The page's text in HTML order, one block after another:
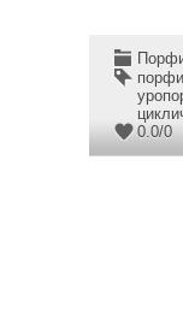
0.0/0